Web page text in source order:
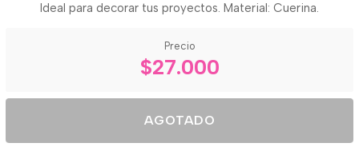
Ideal para decorar tus proyectos. Material: Cuerina.
Precio
$27.000
AGOTADO